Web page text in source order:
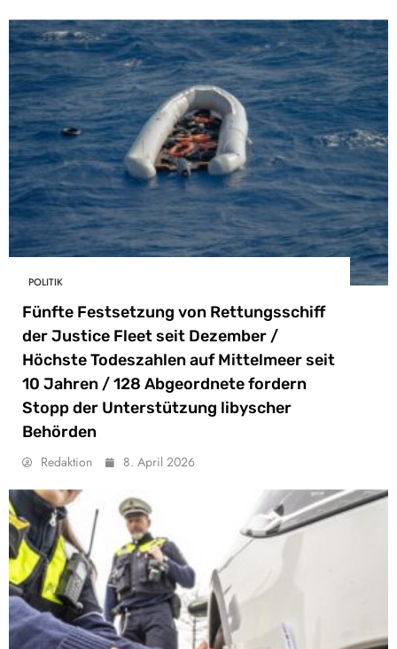
POLITIK
Fünfte Festsetzung von Rettungsschiff
der Justice Fleet seit Dezember /
Höchste Todeszahlen auf Mittelmeer seit
10 Jahren / 128 Abgeordnete fordern
Stopp der Unterstützung libyscher
Behörden
Redaktion 8. April 2026